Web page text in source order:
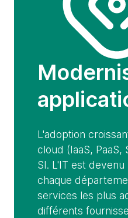
L'adoption
cloud (IaaS, PaaS,
SI. L'IT est
chaque
services les plus
différents